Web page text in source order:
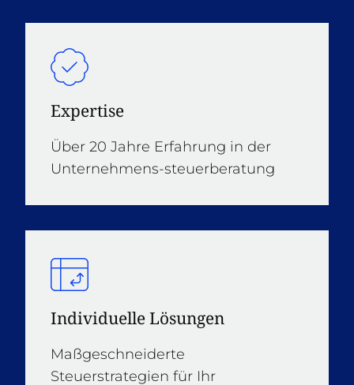
Expertise
Über 20 Jahre Erfahrung in der
Unternehmens-steuerberatung
Individuelle Lösungen
Maßgeschneiderte
Steuerstrategien für Ihr